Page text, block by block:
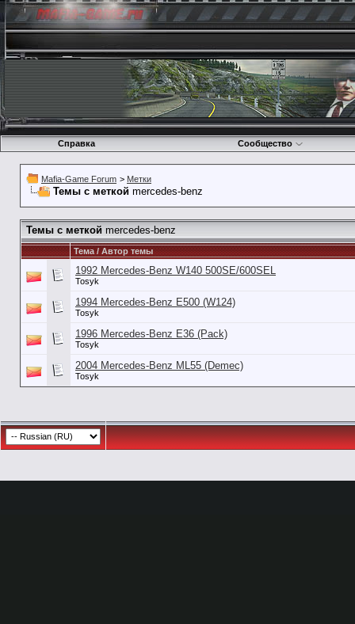
Справка Сообщество
Mafia-Game Forum > Метки
Темы с меткой mercedes-benz
Темы с меткой mercedes-benz
Тема / Автор темы
1992 Mercedes-Benz W140 500SE/600SEL
Tosyk
1994 Mercedes-Benz E500 (W124)
Tosyk
1996 Mercedes-Benz E36 (Pack)
Tosyk
2004 Mercedes-Benz ML55 (Demec)
Tosyk